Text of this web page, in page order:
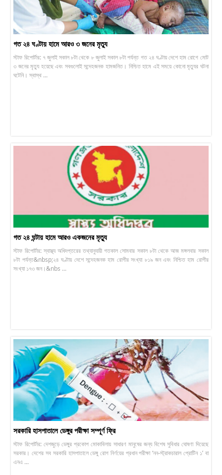
গত ২৪ ঘণ্টায় হামে আরও ৩ জনের মৃত্যু
স্টাফ রিপোর্টার: ৭ জুলাই সকাল ৮টা থেকে ৮ জুলাই সকাল ৮টা পর্যন্ত গত ২৪ ঘণ্টায় দেশে হাম রোগে মোট
৩ জনের মৃত্যু হয়েছে এবং সবগুলোই সন্দেহজনক হামজনিত। নিশ্চিত হামে এই সময়ে কোনো মৃত্যুর ঘটনা
ঘটেনি। স্বাস্থ ...
গত ২৪ ঘন্টায় হামে আরও একজনের মৃত্যু
স্টাফ রিপোর্টার: স্বাস্থ্য অধিদপ্তরের তথ্যানুযায়ী গতকাল সোমবার সকাল ৮টা থেকে আজ মঙ্গলবার সকাল
৮টা পর্যন্ত&nbsp;২৪ ঘণ্টায় দেশে সন্দেহজনক হাম রোগীর সংখ্যা ৮১৯ জন এবং নিশ্চিত হাম রোগীর
সংখ্যা ১৭৩ জন।&nbs ...
সরকারি হাসপাতালে ডেঙ্গুর পরীক্ষা সম্পূর্ণ ফ্রি
স্টাফ রিপোর্টার: দেশজুড়ে ডেঙ্গুর প্রকোপ মোকাবিলায় সাধারণ মানুষের জন্য বিশেষ সুবিধার ঘোষণা দিয়েছে
সরকার। দেশের সব সরকারি হাসপাতালে ডেঙ্গু রোগ নির্ণয়ের প্রধান পরীক্ষা ‘নন-স্ট্রাকচারাল প্রোটিন ১’ বা
এনএ ...